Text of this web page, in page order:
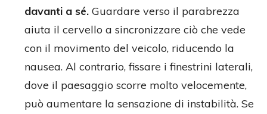
davanti a sé. Guardare verso il parabrezza
aiuta il cervello a sincronizzare ciò che vede
con il movimento del veicolo, riducendo la
nausea. Al contrario, fissare i finestrini laterali,
dove il paesaggio scorre molto velocemente,
può aumentare la sensazione di instabilità. Se